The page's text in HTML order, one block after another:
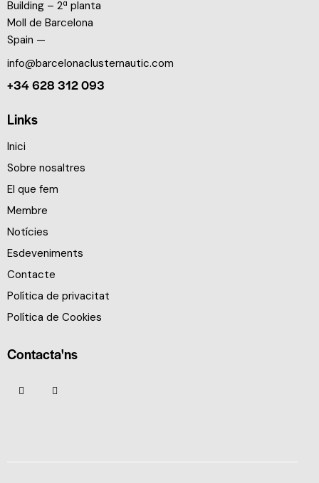
Building – 2ª planta
Moll de Barcelona
Spain —
info@barcelonaclusternautic.com
+34 628 312 093
Links
Inici
Sobre nosaltres
El que fem
Membre
Notícies
Esdeveniments
Contacte
Política de privacitat
Política de Cookies
Contacta'ns